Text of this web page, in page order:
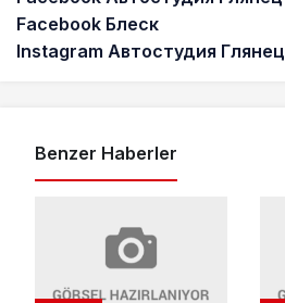
Facebook Блеск
Instagram Автостудия Глянец
Benzer Haberler